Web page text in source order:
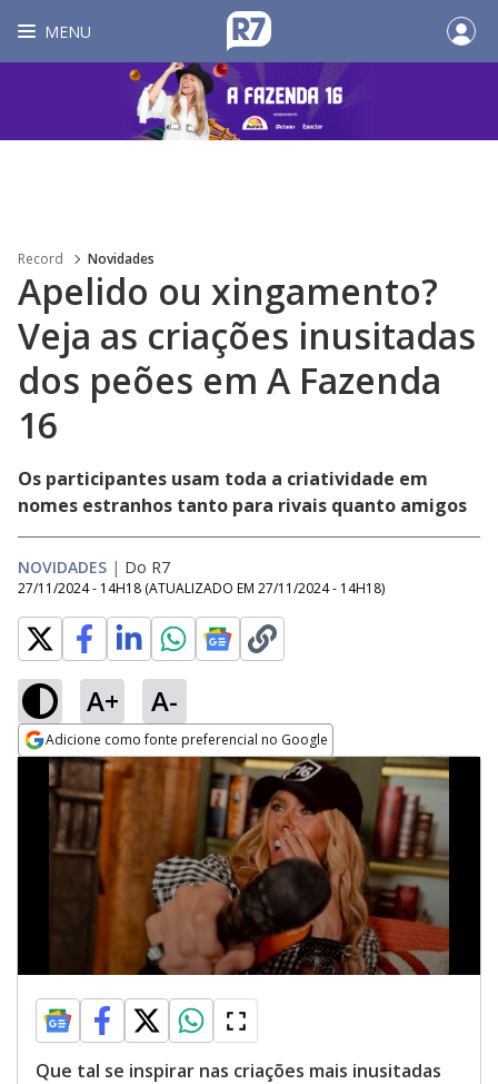
MENU
Record Novidades
Apelido ou xingamento?
Veja as criações inusitadas
dos peões em A Fazenda
16
Os participantes usam toda a criatividade em
nomes estranhos tanto para rivais quanto amigos
NOVIDADES | Do R7
27/11/2024 - 14H18 (ATUALIZADO EM 27/11/2024 - 14H18)
A+ A-
Adicione como fonte preferencial no Google
Opens in new window
Que tal se inspirar nas criações mais inusitadas